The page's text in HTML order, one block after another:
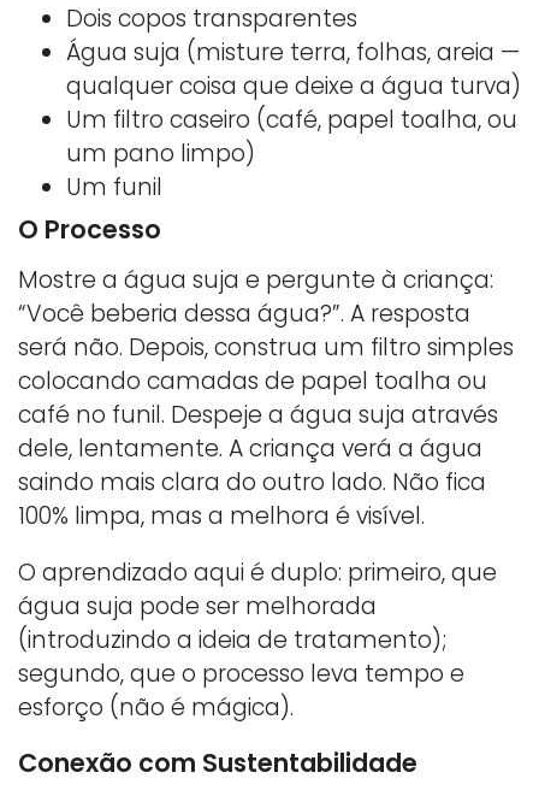
Dois copos transparentes
Água suja (misture terra, folhas, areia —
qualquer coisa que deixe a água turva)
Um filtro caseiro (café, papel toalha, ou
um pano limpo)
Um funil
O Processo
Mostre a água suja e pergunte à criança:
“Você beberia dessa água?”. A resposta
será não. Depois, construa um filtro simples
colocando camadas de papel toalha ou
café no funil. Despeje a água suja através
dele, lentamente. A criança verá a água
saindo mais clara do outro lado. Não fica
100% limpa, mas a melhora é visível.
O aprendizado aqui é duplo: primeiro, que
água suja pode ser melhorada
(introduzindo a ideia de tratamento);
segundo, que o processo leva tempo e
esforço (não é mágica).
Conexão com Sustentabilidade